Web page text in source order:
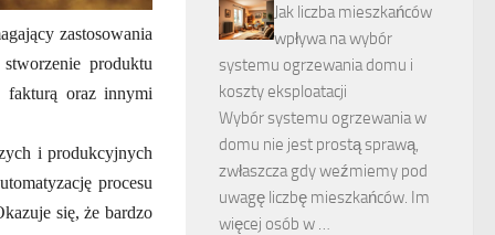
zastosowania
produktu
fakturą oraz innymi
i produkcyjnych
procesu
się, że bardzo
Jak liczba mieszkańców
wpływa na wybór
systemu ogrzewania domu i
koszty eksploatacji
Wybór systemu ogrzewania w
domu nie jest prostą sprawą,
zwłaszcza gdy weźmiemy pod
uwagę liczbę mieszkańców. Im
więcej osób w …